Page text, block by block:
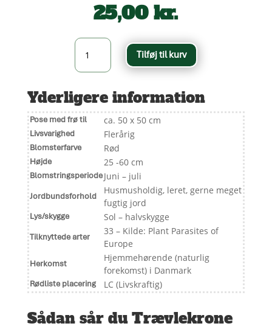
25,00kr.
Trævlekrone
Lychnis
cuculi
antal
Tilføj til kurv
Yderligere information
Pose med frø til ca. 50 x 50 cm
Livsvarighed Flerårig
Blomsterfarve Rød
Højde 25 -60 cm
BlomstringsperiodeJuni – juli
Jordbundsforhold
Husmusholdig, leret, gerne meget
fugtig jord
Lys/skygge Sol – halvskygge
Tilknyttede arter
33 – Kilde: Plant Parasites of
Europe
Herkomst
Hjemmehørende (naturlig
forekomst) i Danmark
Rødliste placering LC (Livskraftig)
Sådan sår du Trævlekrone